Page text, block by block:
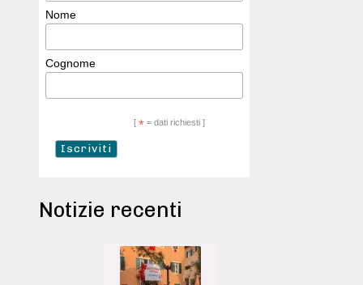
Nome
Cognome
[ *= dati richiesti ]
Notizie recenti